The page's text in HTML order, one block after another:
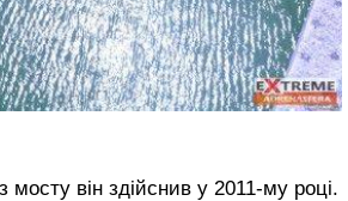
мосту він здійснив у 2011-му році.